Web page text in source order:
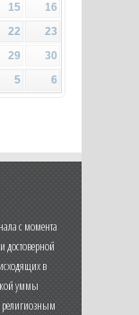
15
16
22
23
29
30
5 6
с момента
достоверной
в
уммы